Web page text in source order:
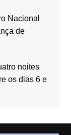
Nacional
de
noites
os dias 6 e